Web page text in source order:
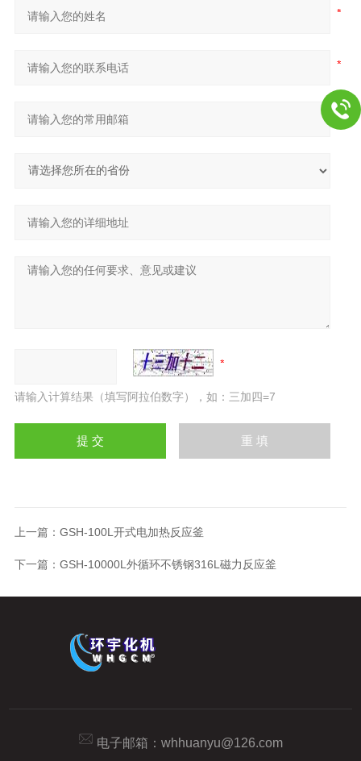
请输入计算结果（填写阿拉伯数字），如：三加四=7
上一篇： GSH-100L开式电加热反应釜
下一篇： GSH-10000L外循环不锈钢316L磁力反应釜
电子邮箱： whhuanyu@126.com